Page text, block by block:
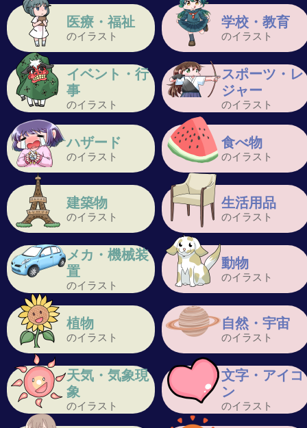
医療・福祉
のイラスト
学校・教育
のイラスト
イベント・行
事
のイラスト
スポーツ・レ
ジャー
のイラスト
ハザード
のイラスト
食べ物
のイラスト
建築物
のイラスト
生活用品
のイラスト
メカ・機械装
置
のイラスト
動物
のイラスト
植物
のイラスト
自然・宇宙
のイラスト
天気・気象現
象
のイラスト
文字・アイコ
ン
のイラスト